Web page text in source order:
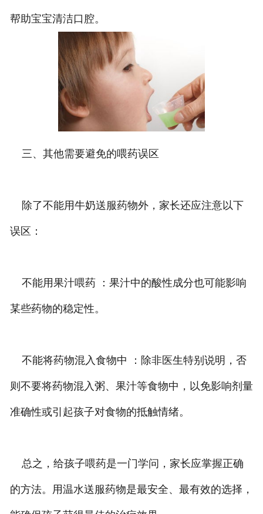
帮助宝宝清洁口腔。
三、其他需要避免的喂药误区
除了不能用牛奶送服药物外，家长还应注意以下
误区：
不能用果汁喂药 ：果汁中的酸性成分也可能影响
某些药物的稳定性。
不能将药物混入食物中 ：除非医生特别说明，否
则不要将药物混入粥、果汁等食物中，以免影响剂量
准确性或引起孩子对食物的抵触情绪。
总之，给孩子喂药是一门学问，家长应掌握正确
的方法。用温水送服药物是最安全、最有效的选择，